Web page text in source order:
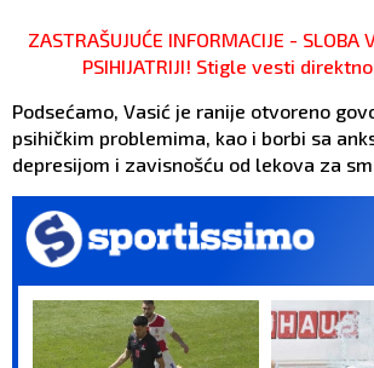
ZASTRAŠUJUĆE INFORMACIJE - SLOBA
PSIHIJATRIJI! Stigle vesti
Podsećamo, Vasić je ranije otvoreno
psihičkim problemima, kao i borbi sa
depresijom i zavisnošću od lekova za